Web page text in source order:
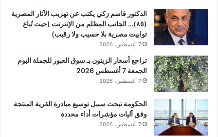
الدكتور قاسم زكي يكتب عن تهريب الآثار المصرية
(٨٥)… الجانب المظلم من الإنترنت (حيث تُباع
توابيت مصرية بلا حسيب ولا رقيب)
7 أغسطس، 2026
تراجع أسعار الزيتون بـ سوق العبور للجملة اليوم
الجمعة 7 أغسطس 2026
7 أغسطس، 2026
الحكومة تبحث سببل توسيع مبادرة القرية المنتجة
وفق آليات مؤشرات أداء محددة
7 أغسطس، 2026